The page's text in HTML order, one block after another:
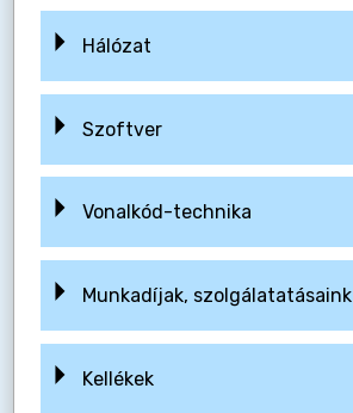
Hálózat
Szoftver
Vonalkód-technika
Munkadíjak, szolgálatatásaink
Kellékek